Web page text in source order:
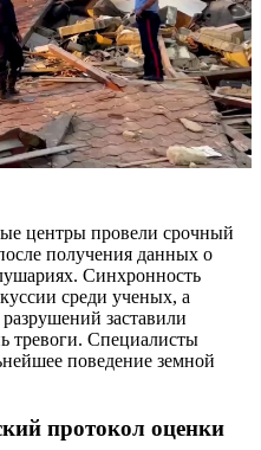
центры провели срочный
получения данных о
Синхронность
среди ученых, а
заставили
тревоги. Специалисты
поведение земной
протокол оценки